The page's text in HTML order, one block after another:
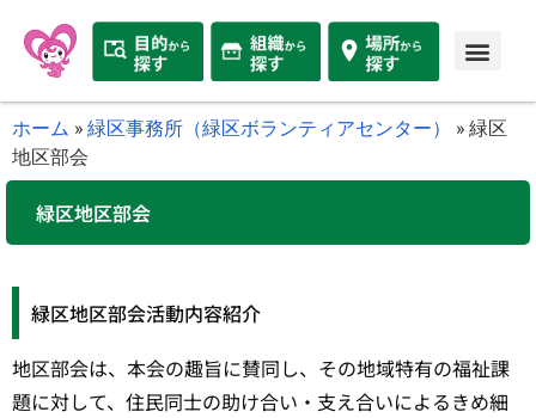
ホーム »緑区事務所（緑区ボランティアセンター） »緑区
地区部会
緑区地区部会
緑区地区部会活動内容紹介
地区部会は、本会の趣旨に賛同し、その地域特有の福祉課
題に対して、住民同士の助け合い・支え合いによるきめ細